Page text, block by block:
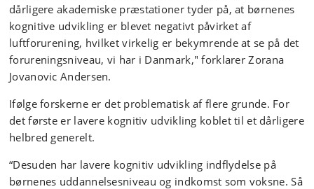
dårligere akademiske præstationer tyder på, at børnenes
kognitive udvikling er blevet negativt påvirket af
luftforurening, hvilket virkelig er bekymrende at se på det
forureningsniveau, vi har i Danmark," forklarer Zorana
Jovanovic Andersen.
Ifølge forskerne er det problematisk af flere grunde. For
det første er lavere kognitiv udvikling koblet til et dårligere
helbred generelt.
“Desuden har lavere kognitiv udvikling indflydelse på
børnenes uddannelsesniveau og indkomst som voksne. Så